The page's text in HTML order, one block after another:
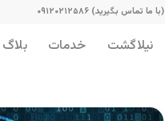
(با ما تماس بگیرید) ۰۹۱۲۰۲۱۲۵۸۶
نیلاگشت خدمات بلاگ